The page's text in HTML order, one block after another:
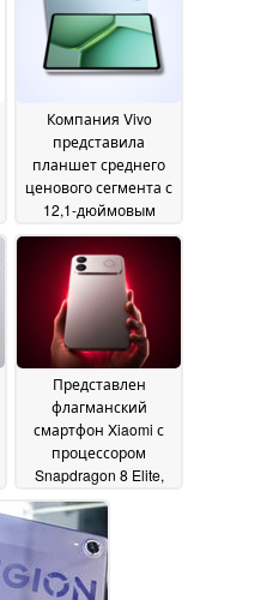
Компания Vivo
представила
планшет среднего
ценового сегмента с
12,1-дюймовым
дисплеем и
чипсетом серии
Snapdragon 802 July
2026
Представлен
флагманский
смартфон Xiaomi с
процессором
Snapdragon 8 Elite,
дисплеем с частотой
обновления 165 Гц и
динамиками,
настроенными
компанией Bose